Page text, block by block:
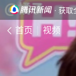
· 获
首页 视频